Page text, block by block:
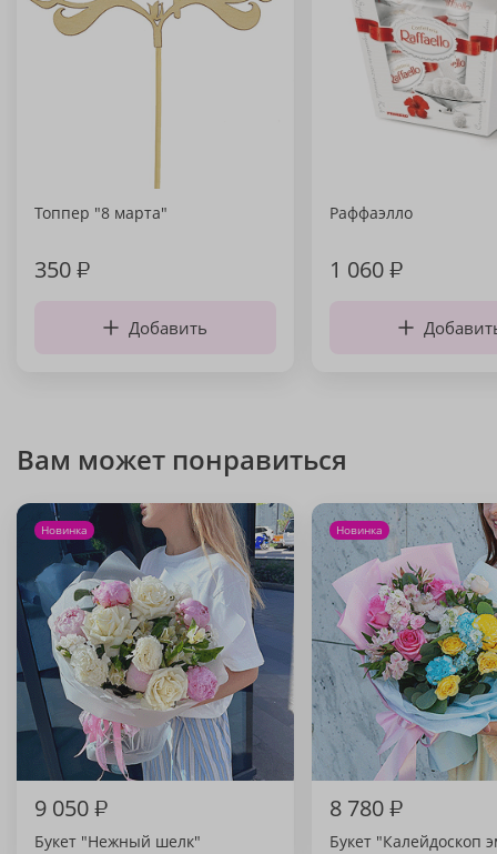
Топпер "8 марта"
350₽
Добавить
Раффаэлло
1 060₽
Вам может понравиться
Новинка
9 050₽
Букет "Нежный шелк"
Новинка
8 780₽
Букет "Калейдоскоп